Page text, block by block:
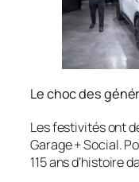
Le choc des
Les festivités ont
Garage + Social.
115 ans d’histoire